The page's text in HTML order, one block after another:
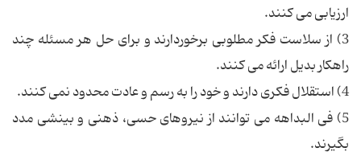
ارزیابی می کنند.
3) از سلاست فکر مطلوبی برخوردارند و برای حل هر مسئله چند
راهکار بدیل ارائه می کنند.
4) استقلال فکری دارند و خود را به رسم و عادت محدود نمی کنند.
5) فی البداهه می توانند از نیروهای حسی، ذهنی و بینشی مدد
بگیرند.